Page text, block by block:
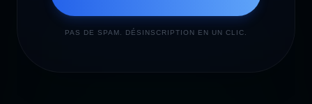
PAS DE SPAM. DÉSINSCRIPTION EN UN CLIC.